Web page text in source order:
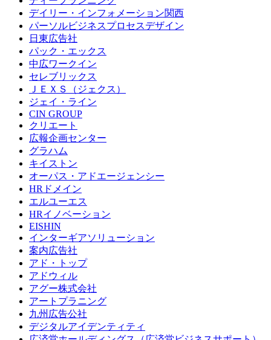
デイリー・インフォメーション関西
パーソルビジネスプロセスデザイン
日東広告社
パック・エックス
中広ワークイン
セレブリックス
ＪＥＸＳ（ジェクス）
ジェイ・ライン
CIN GROUP
クリエート
広報企画センター
グラハム
キイストン
オーパス・アドエージェンシー
HRドメイン
エルユーエス
HRイノベーション
EISHIN
インターギアソリューション
案内広告社
アド・トップ
アドウィル
アグー株式会社
アートプラニング
九州広告公社
デジタルアイデンティティ